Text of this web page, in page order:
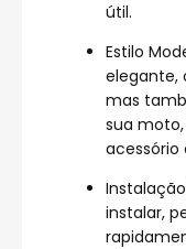
útil.
Estilo
elegante,
mas
sua
acessório
instalar,